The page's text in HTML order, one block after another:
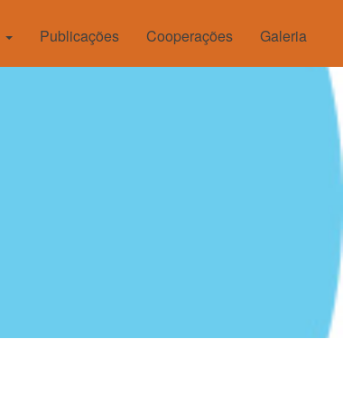
Publicações Cooperações Galeria